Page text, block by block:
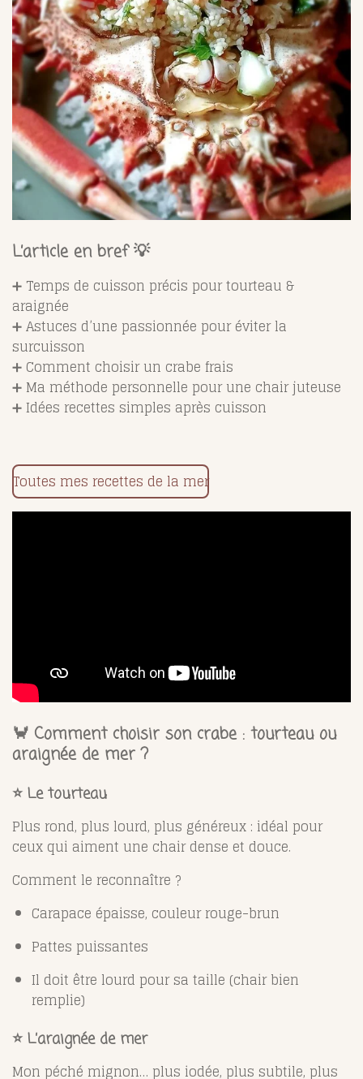
L’article en bref 💡
➕ Temps de cuisson précis pour tourteau &
araignée
➕ Astuces d’une passionnée pour éviter la
surcuisson
➕ Comment choisir un crabe frais
➕ Ma méthode personnelle pour une chair juteuse
➕ Idées recettes simples après cuisson
Toutes mes recettes de la mer
🦀 Comment choisir son crabe : tourteau ou
araignée de mer ?
⭐ Le tourteau
Plus rond, plus lourd, plus généreux : idéal pour
ceux qui aiment une chair dense et douce.
Comment le reconnaître ?
Carapace épaisse, couleur rouge-brun
Pattes puissantes
Il doit être lourd pour sa taille (chair bien
remplie)
⭐ L’araignée de mer
Mon péché mignon… plus iodée, plus subtile, plus